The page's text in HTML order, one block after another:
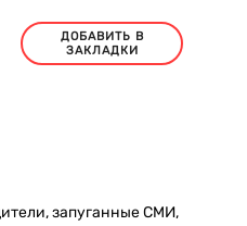
ДОБАВИТЬ В
ЗАКЛАДКИ
запуганные СМИ,